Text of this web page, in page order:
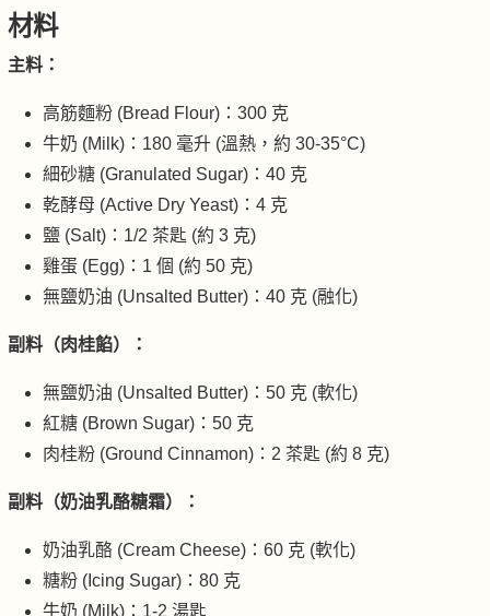
材料
主料：
高筋麵粉 (Bread Flour)：300 克
牛奶 (Milk)：180 毫升 (溫熱，約 30-35°C)
細砂糖 (Granulated Sugar)：40 克
乾酵母 (Active Dry Yeast)：4 克
鹽 (Salt)：1/2 茶匙 (約 3 克)
雞蛋 (Egg)：1 個 (約 50 克)
無鹽奶油 (Unsalted Butter)：40 克 (融化)
副料（肉桂餡）：
無鹽奶油 (Unsalted Butter)：50 克 (軟化)
紅糖 (Brown Sugar)：50 克
肉桂粉 (Ground Cinnamon)：2 茶匙 (約 8 克)
副料（奶油乳酪糖霜）：
奶油乳酪 (Cream Cheese)：60 克 (軟化)
糖粉 (Icing Sugar)：80 克
牛奶 (Milk)：1-2 湯匙